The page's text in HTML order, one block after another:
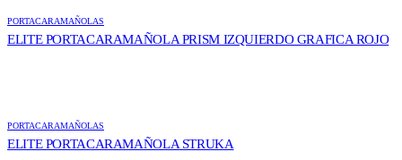
PORTACARAMAÑOLAS
ELITE PORTACARAMAÑOLA PRISM IZQUIERDO GRAFICA ROJO
PORTACARAMAÑOLAS
ELITE PORTACARAMAÑOLA STRUKA